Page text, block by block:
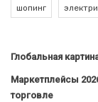
шопинг
Глобальная
Маркетплейсы
торговле